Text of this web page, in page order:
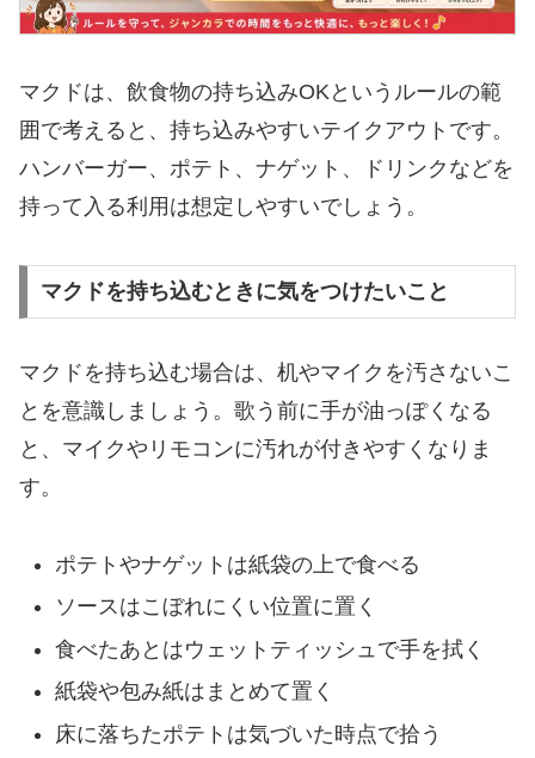
マクドは、飲食物の持ち込みOKというルールの範
囲で考えると、持ち込みやすいテイクアウトです。
ハンバーガー、ポテト、ナゲット、ドリンクなどを
持って入る利用は想定しやすいでしょう。
マクドを持ち込むときに気をつけたいこと
マクドを持ち込む場合は、机やマイクを汚さないこ
とを意識しましょう。歌う前に手が油っぽくなる
と、マイクやリモコンに汚れが付きやすくなりま
す。
ポテトやナゲットは紙袋の上で食べる
ソースはこぼれにくい位置に置く
食べたあとはウェットティッシュで手を拭く
紙袋や包み紙はまとめて置く
床に落ちたポテトは気づいた時点で拾う